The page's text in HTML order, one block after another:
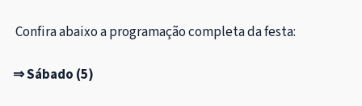
Confira abaixo a programação completa da festa:
⇒ Sábado (5)